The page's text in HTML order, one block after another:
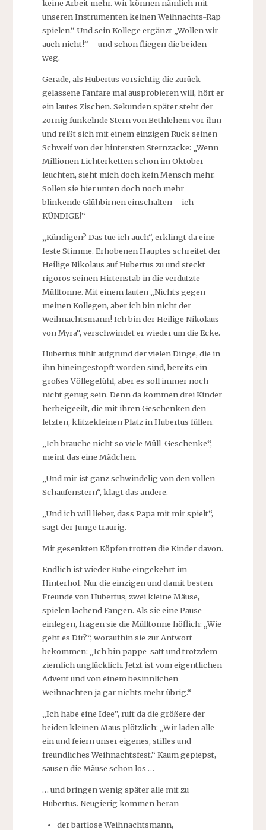
keine Arbeit mehr. Wir können nämlich mit
unseren Instrumenten keinen Weihnachts-Rap
spielen.“ Und sein Kollege ergänzt „Wollen wir
auch nicht!“ – und schon fliegen die beiden
weg.
Gerade, als Hubertus vorsichtig die zurück
gelassene Fanfare mal ausprobieren will, hört er
ein lautes Zischen. Sekunden später steht der
zornig funkelnde Stern von Bethlehem vor ihm
und reißt sich mit einem einzigen Ruck seinen
Schweif von der hintersten Sternzacke: „Wenn
Millionen Lichterketten schon im Oktober
leuchten, sieht mich doch kein Mensch mehr.
Sollen sie hier unten doch noch mehr
blinkende Glühbirnen einschalten – ich
KÜNDIGE!“
„Kündigen? Das tue ich auch“, erklingt da eine
feste Stimme. Erhobenen Hauptes schreitet der
Heilige Nikolaus auf Hubertus zu und steckt
rigoros seinen Hirtenstab in die verdutzte
Mülltonne. Mit einem lauten „Nichts gegen
meinen Kollegen, aber ich bin nicht der
Weihnachtsmann! Ich bin der Heilige Nikolaus
von Myra“, verschwindet er wieder um die Ecke.
Hubertus fühlt aufgrund der vielen Dinge, die in
ihn hineingestopft worden sind, bereits ein
großes Völlegefühl, aber es soll immer noch
nicht genug sein. Denn da kommen drei Kinder
herbeigeeilt, die mit ihren Geschenken den
letzten, klitzekleinen Platz in Hubertus füllen.
„Ich brauche nicht so viele Müll-Geschenke“,
meint das eine Mädchen.
„Und mir ist ganz schwindelig von den vollen
Schaufenstern“, klagt das andere.
„Und ich will lieber, dass Papa mit mir spielt“,
sagt der Junge traurig.
Mit gesenkten Köpfen trotten die Kinder davon.
Endlich ist wieder Ruhe eingekehrt im
Hinterhof. Nur die einzigen und damit besten
Freunde von Hubertus, zwei kleine Mäuse,
spielen lachend Fangen. Als sie eine Pause
einlegen, fragen sie die Mülltonne höflich: „Wie
geht es Dir?“, woraufhin sie zur Antwort
bekommen: „Ich bin pappe-satt und trotzdem
ziemlich unglücklich. Jetzt ist vom eigentlichen
Advent und von einem besinnlichen
Weihnachten ja gar nichts mehr übrig.“
„Ich habe eine Idee“, ruft da die größere der
beiden kleinen Maus plötzlich: „Wir laden alle
ein und feiern unser eigenes, stilles und
freundliches Weihnachtsfest.“ Kaum gepiepst,
sausen die Mäuse schon los …
… und bringen wenig später alle mit zu
Hubertus. Neugierig kommen heran
der bartlose Weihnachtsmann,